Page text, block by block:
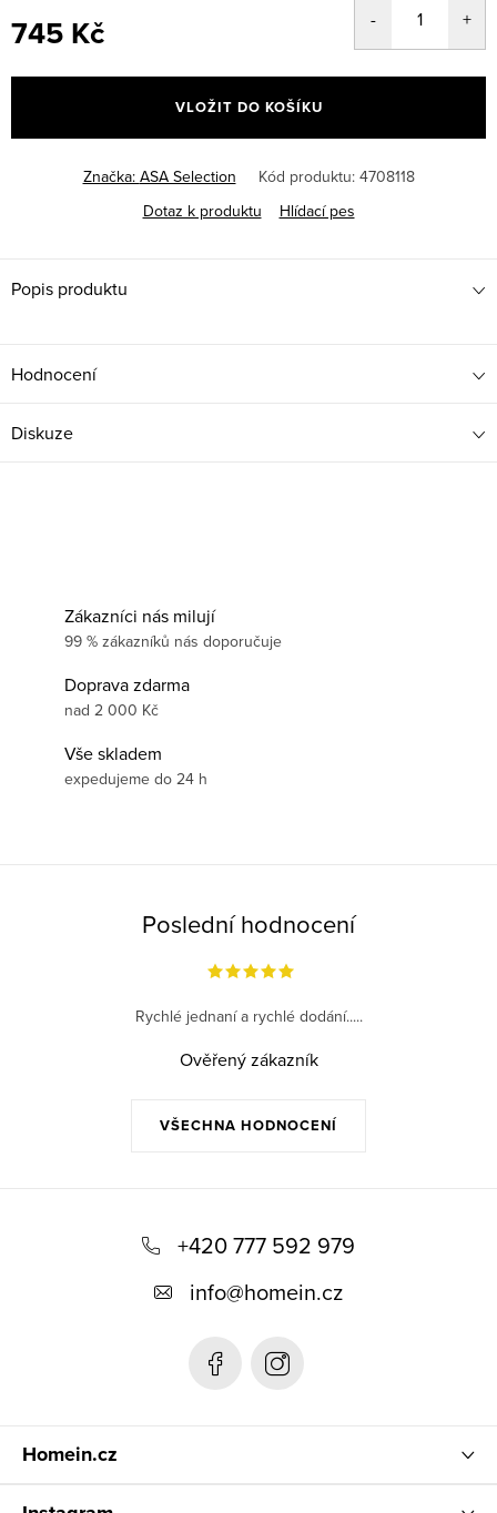
745 Kč
cena:
VLOŽIT DO KOŠÍKU
Značka: ASA Selection Kód produktu: 4708118
Dotaz k produktu
Hlídací pes
Popis produktu
Hodnocení
Diskuze
Zákazníci nás milují
99 % zákazníků nás doporučuje
Doprava zdarma
nad 2 000 Kč
Vše skladem
expedujeme do 24 h
Poslední hodnocení
VŠECHNA HODNOCENÍ
Rychlé jednaní a rychlé dodání.....
Ověřený zákazník
+420 777 592 979
info@homein.cz
Homein.cz